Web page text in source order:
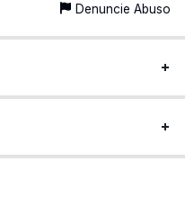
Denuncie Abuso